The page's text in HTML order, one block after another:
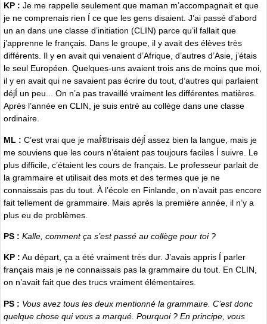
KP : Je me rappelle seulement que maman m’accompagnait et que
je ne comprenais rien Í ce que les gens disaient. J’ai passé d’abord
un an dans une classe d’initiation (CLIN) parce qu’il fallait que
j’apprenne le français. Dans le groupe, il y avait des élèves très
différents. Il y en avait qui venaient d’Afrique, d’autres d’Asie, j’étais
le seul Européen. Quelques-uns avaient trois ans de moins que moi,
il y en avait qui ne savaient pas écrire du tout, d’autres qui parlaient
déjÍ un peu... On n’a pas travaillé vraiment les différentes matières.
Après l’année en CLIN, je suis entré au collège dans une classe
ordinaire.
ML : C’est vrai que je maÍ®trisais déjÍ assez bien la langue, mais je
me souviens que les cours n’étaient pas toujours faciles Í suivre. Le
plus difficile, c’étaient les cours de français. Le professeur parlait de
la grammaire et utilisait des mots et des termes que je ne
connaissais pas du tout. À l’école en Finlande, on n’avait pas encore
fait tellement de grammaire. Mais après la première année, il n’y a
plus eu de problèmes.
PS : Kalle, comment ça s’est passé au collège pour toi ?
KP : Au départ, ça a été vraiment très dur. J’avais appris Í parler
français mais je ne connaissais pas la grammaire du tout. En CLIN,
on n’avait fait que des trucs vraiment élémentaires.
PS : Vous avez tous les deux mentionné la grammaire. C’est donc
quelque chose qui vous a marqué. Pourquoi ? En principe, vous